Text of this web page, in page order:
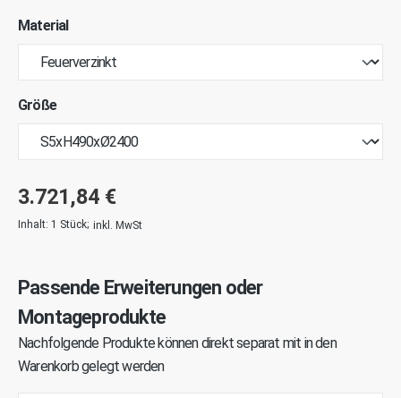
Material
Größe
3.721,84 €
Inhalt: 1 Stück; inkl. MwSt
Passende Erweiterungen oder
Montageprodukte
Nachfolgende Produkte können direkt separat mit in den
Warenkorb gelegt werden